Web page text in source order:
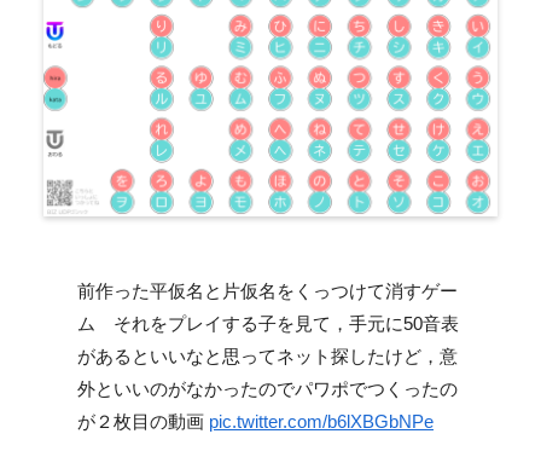
前作った平仮名と片仮名をくっつけて消すゲー
ム それをプレイする子を見て，手元に50音表
があるといいなと思ってネット探したけど，意
外といいのがなかったのでパワポでつくったの
が２枚目の動画 pic.twitter.com/b6lXBGbNPe